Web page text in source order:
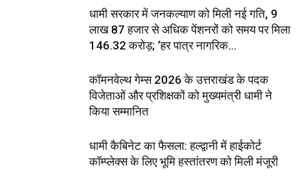
धामी सरकार में जनकल्याण को मिली नई गति, 9
लाख 87 हजार से अधिक पेंशनरों को समय पर मिला
₹146.32 करोड़; ‘हर पात्र नागरिक...
कॉमनवेल्थ गेम्स 2026 के उत्तराखंड के पदक
विजेताओं और प्रशिक्षकों को मुख्यमंत्री धामी ने
किया सम्मानित
धामी कैबिनेट का फैसला: हल्द्वानी में हाईकोर्ट
कॉम्प्लेक्स के लिए भूमि हस्तांतरण को मिली मंजूरी